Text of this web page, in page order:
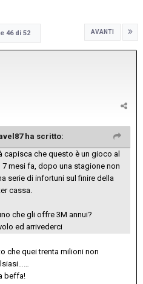
AVANTI
46 di 52
ha scritto:
capisca che questo è un gioco al
mesi fa, dopo una stagione non
serie di infortuni sul finire della
cassa.
che gli offre 3M annui?
ed arrivederci
che quei trenta milioni non
beffa!